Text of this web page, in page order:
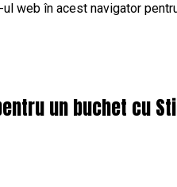
web în acest navigator
un buchet cu